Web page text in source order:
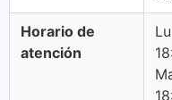
Horario de
atención